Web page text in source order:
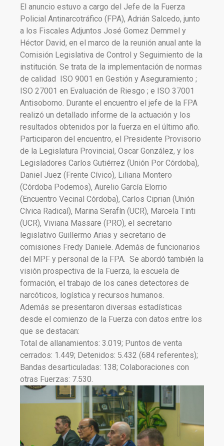
El anuncio estuvo a cargo del Jefe de la Fuerza
Policial Antinarcotráfico (FPA), Adrián Salcedo, junto
a los Fiscales Adjuntos José Gomez Demmel y
Héctor David, en el marco de la reunión anual ante la
Comisión Legislativa de Control y Seguimiento de la
institución. Se trata de la implementación de normas
de calidad ISO 9001 en Gestión y Aseguramiento ;
ISO 27001 en Evaluación de Riesgo ; e ISO 37001
Antisoborno. Durante el encuentro el jefe de la FPA
realizó un detallado informe de la actuación y los
resultados obtenidos por la fuerza en el último año.
Participaron del encuentro, el Presidente Provisorio
de la Legislatura Provincial, Oscar González, y los
Legisladores Carlos Gutiérrez (Unión Por Córdoba),
Daniel Juez (Frente Cívico), Liliana Montero
(Córdoba Podemos), Aurelio García Elorrio
(Encuentro Vecinal Córdoba), Carlos Ciprian (Unión
Cívica Radical), Marina Serafín (UCR), Marcela Tinti
(UCR), Viviana Massare (PRO), el secretario
legislativo Guillermo Arias y secretario de
comisiones Fredy Daniele. Además de funcionarios
del MPF y personal de la FPA. Se abordó también la
visión prospectiva de la Fuerza, la escuela de
formación, el trabajo de los canes detectores de
narcóticos, logística y recursos humanos.
Además se presentaron diversas estadísticas
desde el comienzo de la Fuerza con datos entre los
que se destacan:
Total de allanamientos: 3.019; Puntos de venta
cerrados: 1.449; Detenidos: 5.432 (684 referentes);
Bandas desarticuladas: 138; Colaboraciones con
otras Fuerzas: 7.530.